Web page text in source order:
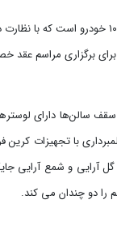
‌آرایی و شمع ‌آرایی
را دو چندان می کند.